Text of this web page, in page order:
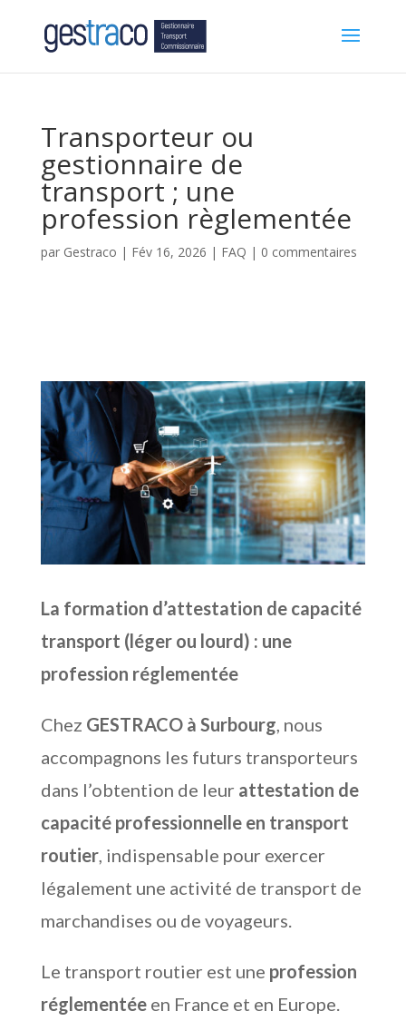
Transporteur ou
gestionnaire de
transport ; une
profession règlementée
par Gestraco | Fév 16, 2026 | FAQ | 0 commentaires
La formation d’attestation de capacité
transport (léger ou lourd) : une
profession réglementée
Chez GESTRACO à Surbourg , nous
accompagnons les futurs transporteurs
dans l’obtention de leur attestation de
capacité professionnelle en transport
routier, indispensable pour exercer
légalement une activité de transport de
marchandises ou de voyageurs.
Le transport routier est une profession
réglementéeen France et en Europe.